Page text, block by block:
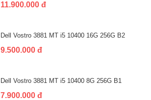
11.900.000 đ
Dell Vostro 3881 MT i5 10400 16G 256G B2
9.500.000 đ
Dell Vostro 3881 MT i5 10400 8G 256G B1
7.900.000 đ